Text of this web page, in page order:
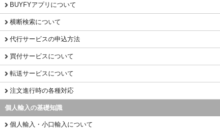
BUYFYアプリについて
横断検索について
代行サービスの申込方法
買付サービスについて
転送サービスについて
注文進行時の各種対応
個人輸入の基礎知識
個人輸入・小口輸入について